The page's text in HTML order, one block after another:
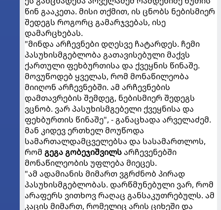
წინ გააკეთა. მისი თქმით, ის ცნობს ნებისმიერ
შედეგს როგორც გამარჯვებას, ისე
დამარცხებას.
"მინდა არჩევნები დღესვე ჩატარდეს. ჩემი
პასუხისმგებლობა გათავისებული მაქვს
ქართული ფეხბურთისა და ქვეყნის წინაშე.
მოვუწოდებ ყველას, რომ მონაწილეობა
მიიღონ არჩევნებში. ამ არჩევნების
დამთავრების შემდეგ, ნებისმიერ შედეგს
ვცნობ. ვარ პასუხისმგებელი ქვეყნისა და
ფეხბურთის წინაშე", - განაცხადა არველაძემ.
მან კიდევ ერთხელ მოუწოდა
სამართალდამცველებსა და სასამართლოს,
რომ გეგა გობეჯიშვილსარჩევენებში
მონაწილეობის უფლება მიეცეს.
"ამ ადამიანის მიმართ ვგრძნობ პირად
პასუხისმგებლობას. დარწმუნებული ვარ, რომ
არაფერს ვითხოვ რაღაც განსაკუთრებულს. ამ
კაცის მიმართ, რომელიც არის ციხეში და